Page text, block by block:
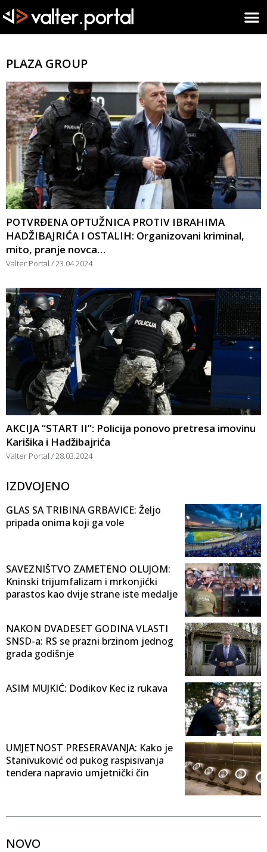
PLAZA GROUP
POTVRĐENA OPTUŽNICA PROTIV IBRAHIMA
HADŽIBAJRIĆA I OSTALIH: Organizovani kriminal,
mito, pranje novca…
Valter Portal 23.04.2024
AKCIJA “START II”: Policija ponovo pretresa imovinu
Karišika i Hadžibajrića
Valter Portal 28.03.2024
IZDVOJENO
GLAS SA TRIBINA GRBAVICE: Željo
pripada onima koji ga vole
SAVEZNIŠTVO ZAMETENO OLUJOM:
Kninski trijumfalizam i mrkonjićki
parastos kao dvije strane iste medalje
NAKON DVADESET GODINA VLASTI
SNSD-a: RS se prazni brzinom jednog
grada godišnje
ASIM MUJKIĆ: Dodikov Kec iz rukava
UMJETNOST PRESERAVANJA: Kako je
Stanivuković od pukog raspisivanja
tendera napravio umjetnički čin
NOVO